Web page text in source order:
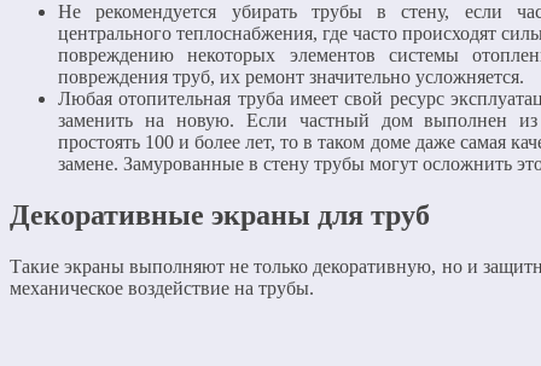
Не рекомендуется убирать трубы в стену, если
центрального теплоснабжения, где часто происходят
повреждению некоторых элементов системы
повреждения труб, их ремонт значительно усложняется.
Любая отопительная труба имеет свой ресурс
заменить на новую. Если частный дом выполнен из
простоять 100 и более лет, то в таком доме даже самая
замене. Замурованные в стену трубы могут осложнить
Декоративные экраны для труб
Такие экраны выполняют не только декоративную, но и
механическое воздействие на трубы.